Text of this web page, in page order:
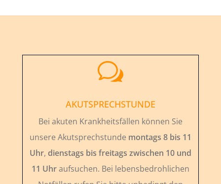
w
AKUTSPRECHSTUNDE
Bei akuten Krankheitsfällen können Sie
unsere Akutsprechstunde montags 8 bis 11
Uhr, dienstags bis freitags zwischen 10 und
11 Uhraufsuchen. Bei lebensbedrohlichen